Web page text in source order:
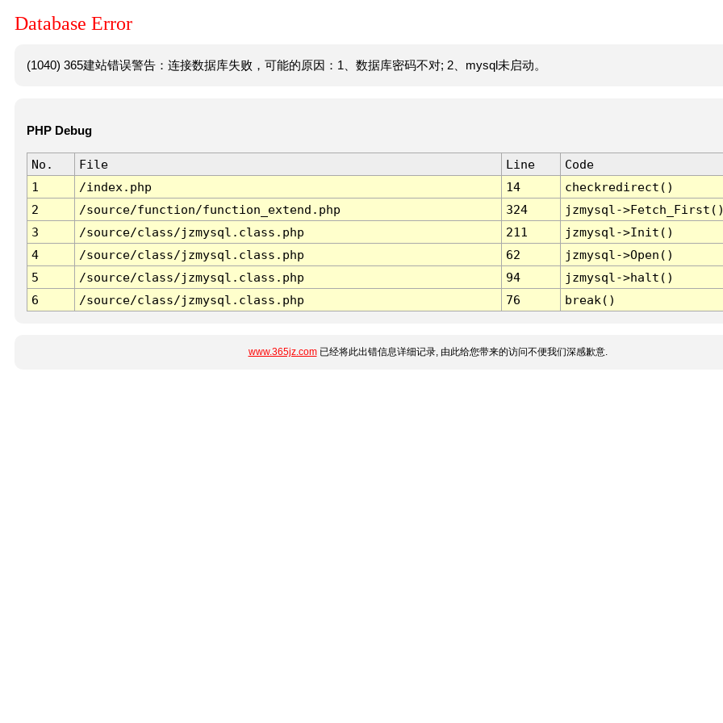
Database Error
(1040) 365建站错误警告：连接数据库失败，可能的原因：1、数据库密码不对; 2、mysql未启动。
PHP Debug
No. File Line
Code
1
/index.php 14
checkredirect()
2
/source/function/function_extend.php 324
jzmysql-
3
/source/class/jzmysql.class.php 211
jzmysql->Init()
4
/source/class/jzmysql.class.php 62
jzmysql->Open()
5
/source/class/jzmysql.class.php 94
jzmysql->halt()
6
/source/class/jzmysql.class.php 76 break()
www.365jz.com已经将此出错信息详细记录, 由此给您带来的访问不便我们深感歉意.